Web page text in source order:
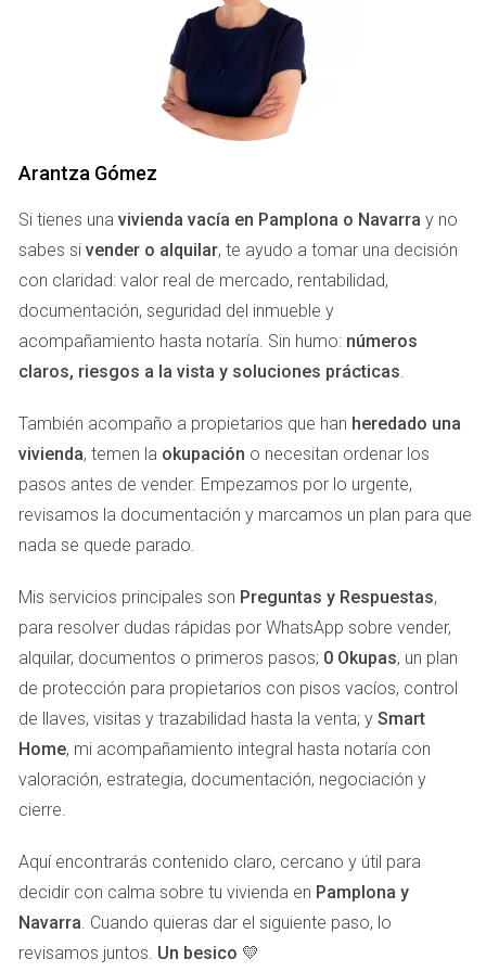
estética exterior puede ser un factor decisivo. Mejorar la
fachada, así como el jardín, no solo atrae más miradas,
sino que también sugiere un hogar bien cuidado, lo que
puede influir positivamente en la percepción del precio.
ELEMENTOS CLAVE A MEJORAR
La renovación de la fachada y el jardín puede abarcar
numerosas áreas, pero hay algunos elementos clave que
ofrecen el mayor retorno de inversión:
Pintura y Reparaciones:Una mano de pintura fresca
puede revitalizar por completo el aspecto de la casa.
a proyectar un ambiente cuidado y acogedor.
Jardinería: Un jardín bien cuidado, con plantas y
flores en buen estado, proporciona un toque de vida
y color. Considerar la adición de elementos como
caminos o áreas de descanso puede mejorar la
experiencia general del exterior.
adecuada no solo embellece el espacio, sino que
también aumenta la seguridad. Un hogar iluminado es
más atractivo y acogedor durante la noche.
Elementos de Diseño:Lámparas, buzones, y
adornos de jardín deben ser cuidadosamente
casa y atraer intereses de compra.
CÓMO AUMENTA LA
VALORIZACIÓN DEL INMUEBLE
Las mejoras estéticas tienen un impacto directo en la
valorización de un inmueble. Según un estudio de la
National Association of Realtors
Arantza Gómez
Si tienes una vivienda vacía en Pamplona o Navarra y no
sabes si vender o alquilar, te ayudo a tomar una decisión
con claridad: valor real de mercado, rentabilidad,
documentación, seguridad del inmueble y
acompañamiento hasta notaría. Sin humo: números
claros, riesgos a la vista y soluciones prácticas.
También acompaño a propietarios que han heredado una
vivienda, temen la okupación o necesitan ordenar los
pasos antes de vender. Empezamos por lo urgente,
revisamos la documentación y marcamos un plan para que
nada se quede parado.
Mis servicios principales son Preguntas y Respuestas,
para resolver dudas rápidas por WhatsApp sobre vender,
alquilar, documentos o primeros pasos; 0 Okupas, un plan
de protección para propietarios con pisos vacíos, control
de llaves, visitas y trazabilidad hasta la venta; y Smart
Home, mi acompañamiento integral hasta notaría con
valoración, estrategia, documentación, negociación y
cierre.
Aquí encontrarás contenido claro, cercano y útil para
decidir con calma sobre tu vivienda en Pamplona y
Navarra. Cuando quieras dar el siguiente paso, lo
revisamos juntos. Un besico 💛